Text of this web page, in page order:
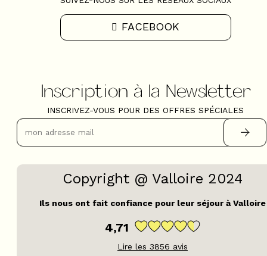
FACEBOOK
Inscription à la Newsletter
INSCRIVEZ-VOUS POUR DES OFFRES SPÉCIALES
Copyright @ Valloire 2024
Ils nous ont fait confiance pour leur séjour à Valloire
4,71
Lire les 3856 avis